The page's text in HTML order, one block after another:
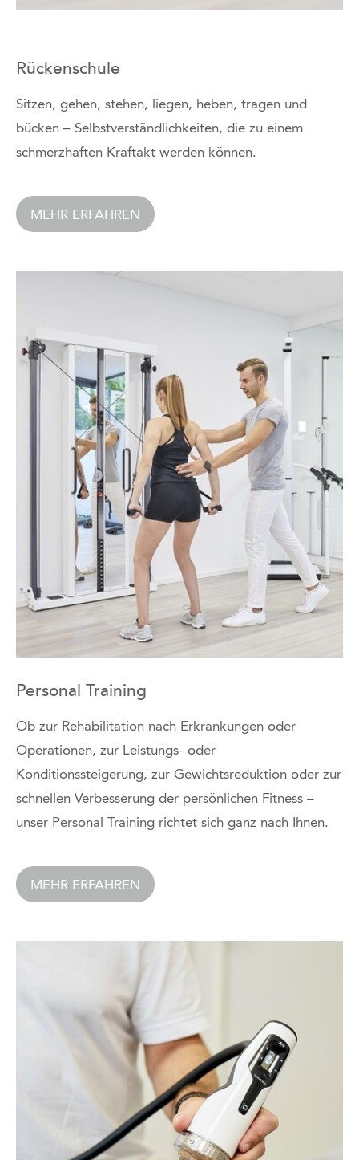
Rückenschule
Sitzen, gehen, stehen, liegen, heben, tragen und
bücken – Selbstverständlichkeiten, die zu einem
schmerzhaften Kraftakt werden können.
MEHR ERFAHREN
Personal Training
Ob zur Rehabilitation nach Erkrankungen oder
Operationen, zur Leistungs- oder
Konditionssteigerung, zur Gewichtsreduktion oder zur
schnellen Verbesserung der persönlichen Fitness –
unser Personal Training richtet sich ganz nach Ihnen.
MEHR ERFAHREN